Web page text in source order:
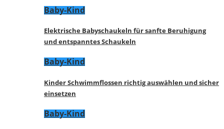
Baby-Kind
Elektrische Babyschaukeln für sanfte Beruhigung
und entspanntes Schaukeln
Baby-Kind
Kinder Schwimmflossen richtig auswählen und sicher
einsetzen
Baby-Kind